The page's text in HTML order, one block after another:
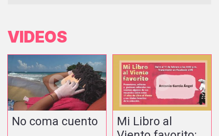
VIDEOS
No coma cuento
Mi Libro al